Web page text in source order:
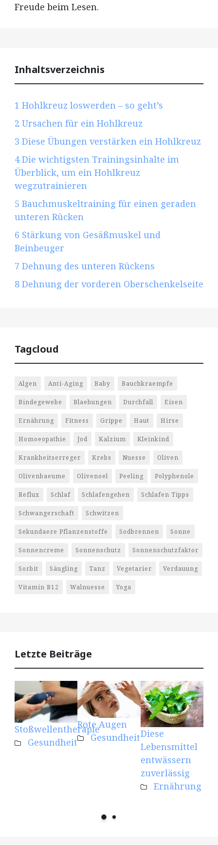
Freude beim Lesen.
Inhaltsverzeichnis
1 Hohlkreuz loswerden – so geht’s
2 Ursachen für ein Hohlkreuz
3 Diese Übungen verstärken ein Hohlkreuz
4Die wichtigsten Trainingsinhalte im
Überblick, um ein Hohlkreuz
wegzutrainieren
5 Bauchmuskeltraining für einen geraden
unteren Rücken
6 Stärkung von Gesäßmuskel und
Beinbeuger
7 Dehnung des unteren Rückens
8 Dehnung der vorderen Oberschenkelseite
Tagcloud
Algen Anti-Aging Baby Bauchkraempfe
Bindegewebe Blaehungen Durchfall Eisen
Ernährung Fitness Grippe Haut Hirse
Homoeopathie Jod Kalzium Kleinkind
Krankheitserreger Krebs Nuesse Oliven
Olivenbaeume Olivenoel Peeling Polyphenole
Reflux Schlaf Schlafengehen Schlafen Tipps
Schwangerschaft Schwitzen
Sekundaere Pflanzenstoffe Sodbrennen Sonne
Sonnencreme Sonnenschutz Sonnenschutzfaktor
Sorbit Säugling Tanz Vegetarier Verdauung
Vitamin B12 Walnuesse Yoga
Letzte Beiträge
Stoßwellentherapie
Gesundheit
Rote Augen
GesundheitDiese
Lebensmittel
entwässern
zuverlässig
Ernährung